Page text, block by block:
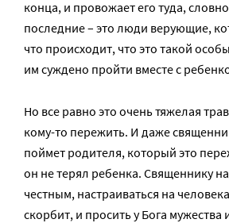
конца, и провожает его туда,
последние – это люди верующие,
что происходит, что это такой
им суждено пройти вместе с
Но все равно это очень тяжелая
кому-то пережить. И даже
поймет родителя, который это
он не терял ребенка. Священнику
честным, настраиваться на
скорбит, и просить у Бога